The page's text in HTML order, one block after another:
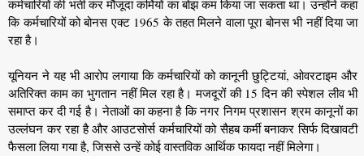
कर्मचारियों की भर्ती कर मौजूदा कर्मियों का बोझ कम किया जा सकता था। उन्होंने कहा
कि कर्मचारियों को बोनस एक्ट 1965 के तहत मिलने वाला पूरा बोनस भी नहीं दिया जा
रहा है।
यूनियन ने यह भी आरोप लगाया कि कर्मचारियों को कानूनी छुट्टियां, ओवरटाइम और
अतिरिक्त काम का भुगतान नहीं मिल रहा है। मजदूरों की 15 दिन की स्पेशल लीव भी
समाप्त कर दी गई है। नेताओं का कहना है कि नगर निगम प्रशासन श्रम कानूनों का
उल्लंघन कर रहा है और आउटसोर्स कर्मचारियों को सैहब कर्मी बनाकर सिर्फ दिखावटी
फैसला लिया गया है, जिससे उन्हें कोई वास्तविक आर्थिक फायदा नहीं मिलेगा।